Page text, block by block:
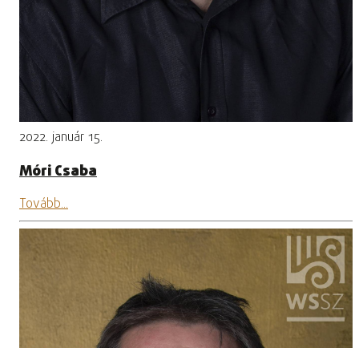
2022. január 15.
Móri Csaba
Tovább...